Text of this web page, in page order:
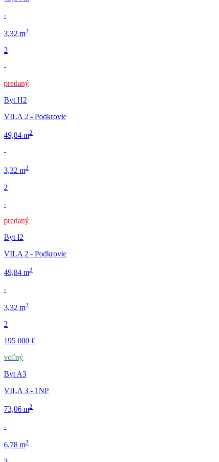
-
3,32 m2
2
-
predaný
Byt H2
VILA 2 - Podkrovie
49,84 m2
-
3,32 m2
2
-
predaný
Byt I2
VILA 2 - Podkrovie
49,84 m2
-
3,32 m2
2
195 000 €
voľný
Byt A3
VILA 3 - 1NP
73,06 m2
-
6,78 m2